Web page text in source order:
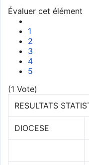
Évaluer cet élément
1
2
3
4
5
(1 Vote)
RESULTATS
DIOCESE